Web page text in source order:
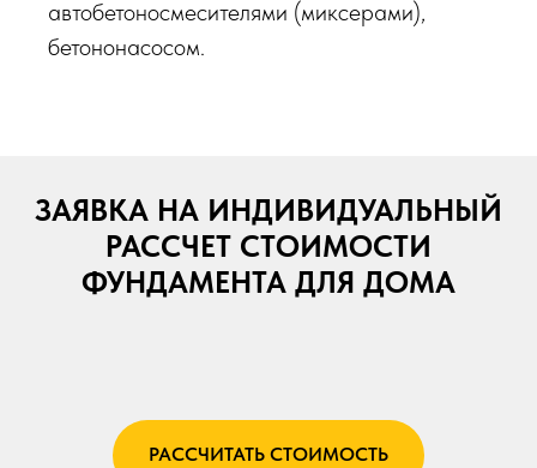
автобетоносмесителями (миксерами),
бетононасосом.
ЗАЯВКА НА ИНДИВИДУАЛЬНЫЙ
РАССЧЕТ СТОИМОСТИ
ФУНДАМЕНТА ДЛЯ ДОМА
РАССЧИТАТЬ СТОИМОСТЬ